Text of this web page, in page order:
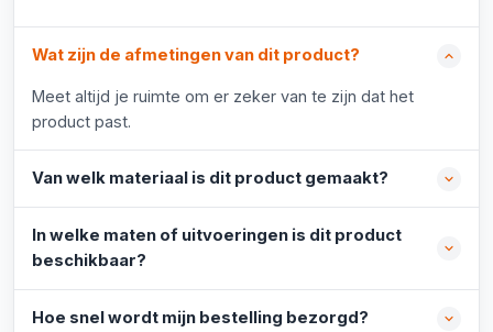
Wat zijn de afmetingen van dit product?
Meet altijd je ruimte om er zeker van te zijn dat het
product past.
Van welk materiaal is dit product gemaakt?
In welke maten of uitvoeringen is dit product
beschikbaar?
Hoe snel wordt mijn bestelling bezorgd?